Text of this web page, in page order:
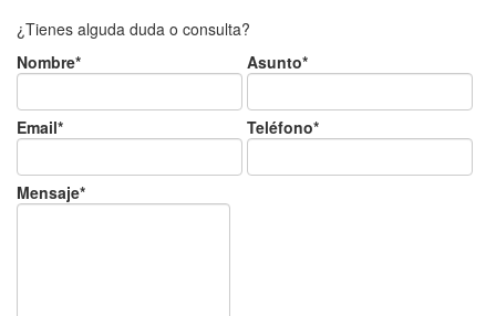
¿Tienes alguda duda o consulta?
Nombre*
Asunto*
Email* Teléfono*
Mensaje*